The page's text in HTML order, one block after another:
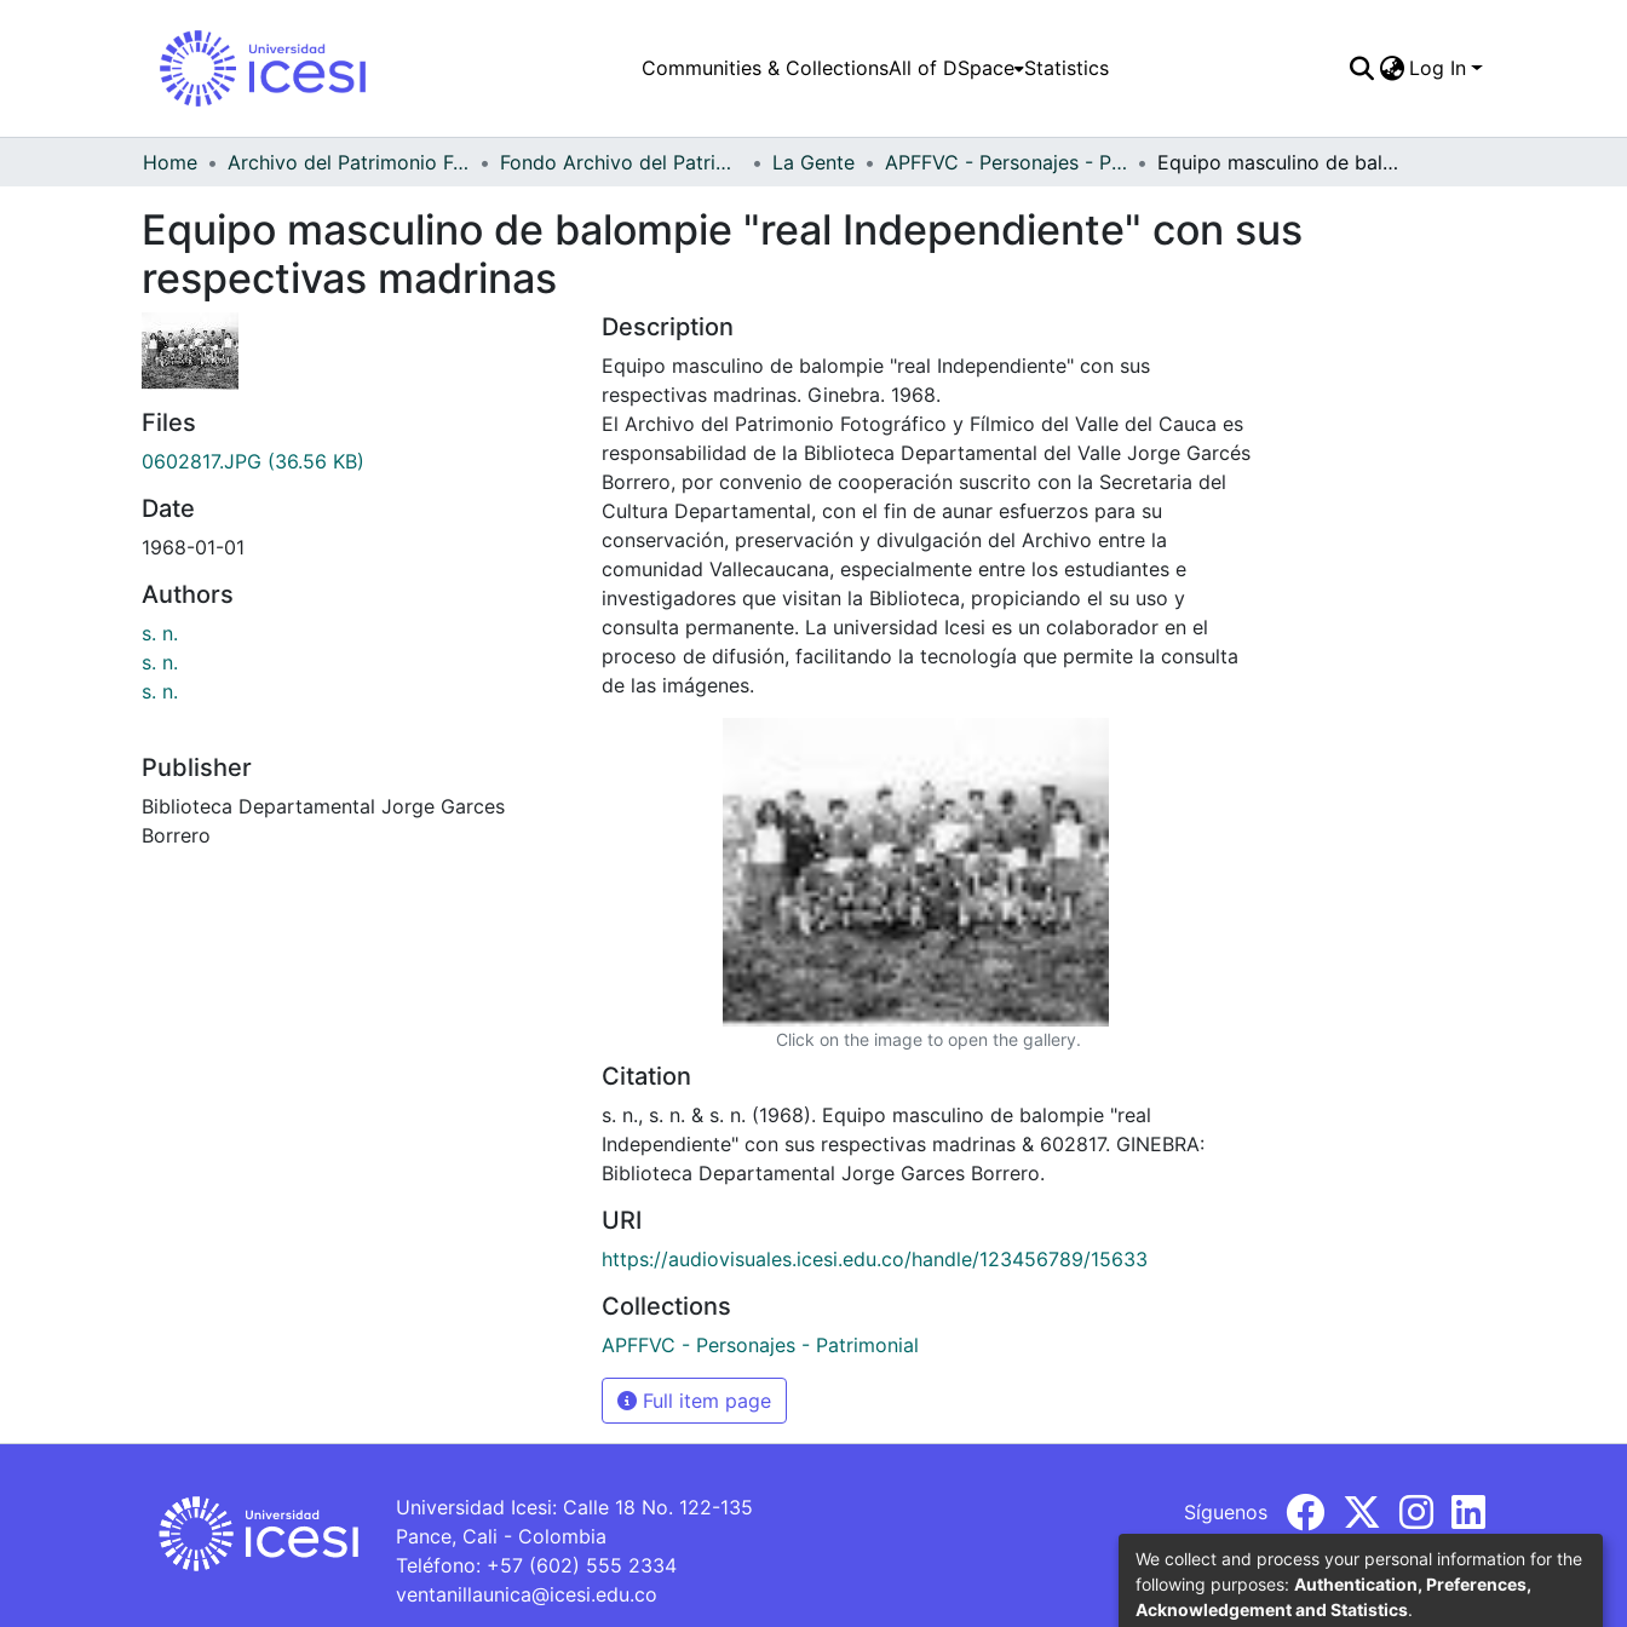
Communities & CollectionsAll of DSpace Statistics Log In
Home Archivo del Patrimonio Fotográfico y Fílmico del Valle del Cauca Fondo Archivo del Patrimonio Fotográfico y Fílmico del Valle del Cauca La Gente APFFVC - Personajes - Patrimonial Equipo masculino de balompie "real Independiente" con sus respectivas madrinas
Equipo masculino de balompie "real Independiente" con sus
respectivas madrinas
Files
0602817.JPG (36.56 KB)
Date
1968-01-01
Authors
s. n.
s. n.
s. n.
Publisher
Biblioteca Departamental Jorge Garces
Borrero
Description
Equipo masculino de balompie "real Independiente" con sus
respectivas madrinas. Ginebra. 1968.
El Archivo del Patrimonio Fotográfico y Fílmico del Valle del Cauca es
responsabilidad de la Biblioteca Departamental del Valle Jorge Garcés
Borrero, por convenio de cooperación suscrito con la Secretaria del
Cultura Departamental, con el fin de aunar esfuerzos para su
conservación, preservación y divulgación del Archivo entre la
comunidad Vallecaucana, especialmente entre los estudiantes e
investigadores que visitan la Biblioteca, propiciando el su uso y
consulta permanente. La universidad Icesi es un colaborador en el
proceso de difusión, facilitando la tecnología que permite la consulta
de las imágenes.
Click on the image to open the gallery.
Citation
s. n., s. n. & s. n. (1968). Equipo masculino de balompie "real
Independiente" con sus respectivas madrinas & 602817. GINEBRA:
Biblioteca Departamental Jorge Garces Borrero.
URI
https://audiovisuales.icesi.edu.co/handle/123456789/15633
Collections
APFFVC - Personajes - Patrimonial
Full item page
Universidad Icesi: Calle 18 No. 122-135
Pance, Cali - Colombia
Teléfono: +57 (602) 555 2334
ventanillaunica@icesi.edu.co
Síguenos
We collect and process your personal information for the
following purposes: Authentication, Preferences,
Acknowledgement and Statistics.